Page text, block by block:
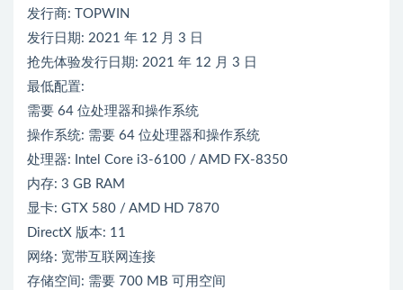
发行商: TOPWIN
发行日期: 2021 年 12 月 3 日
抢先体验发行日期: 2021 年 12 月 3 日
最低配置:
需要 64 位处理器和操作系统
操作系统: 需要 64 位处理器和操作系统
处理器: Intel Core i3-6100 / AMD FX-8350
内存: 3 GB RAM
显卡: GTX 580 / AMD HD 7870
DirectX 版本: 11
网络: 宽带互联网连接
存储空间: 需要 700 MB 可用空间